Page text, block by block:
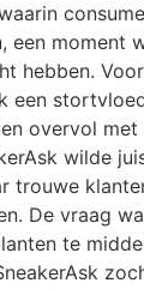
een moment
hebben.
een
overvol met
wilde
trouwe
De vraag
te